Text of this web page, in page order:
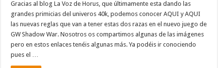
Gracias al blog La Voz de Horus, que últimamente esta dando las
grandes primicias del univeros 40k, podemos conocer AQUI y AQUI
las nuevas reglas que van a tener estas dos razas en el nuevo juego de
GW Shadow War. Nosotros os compartimos algunas de las imágenes
pero en estos enlaces tenéis algunas más. Ya podéis ir conociendo
pues el …